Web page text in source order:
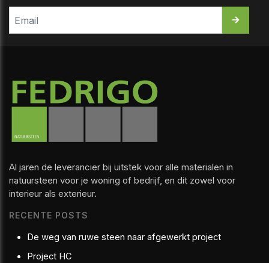
Al jaren de leverancier bij uitstek voor alle materialen in
natuursteen voor je woning of bedrijf, en dit zowel voor
interieur als exterieur.
RECENTE POSTS
De weg van ruwe steen naar afgewerkt project
Project HC